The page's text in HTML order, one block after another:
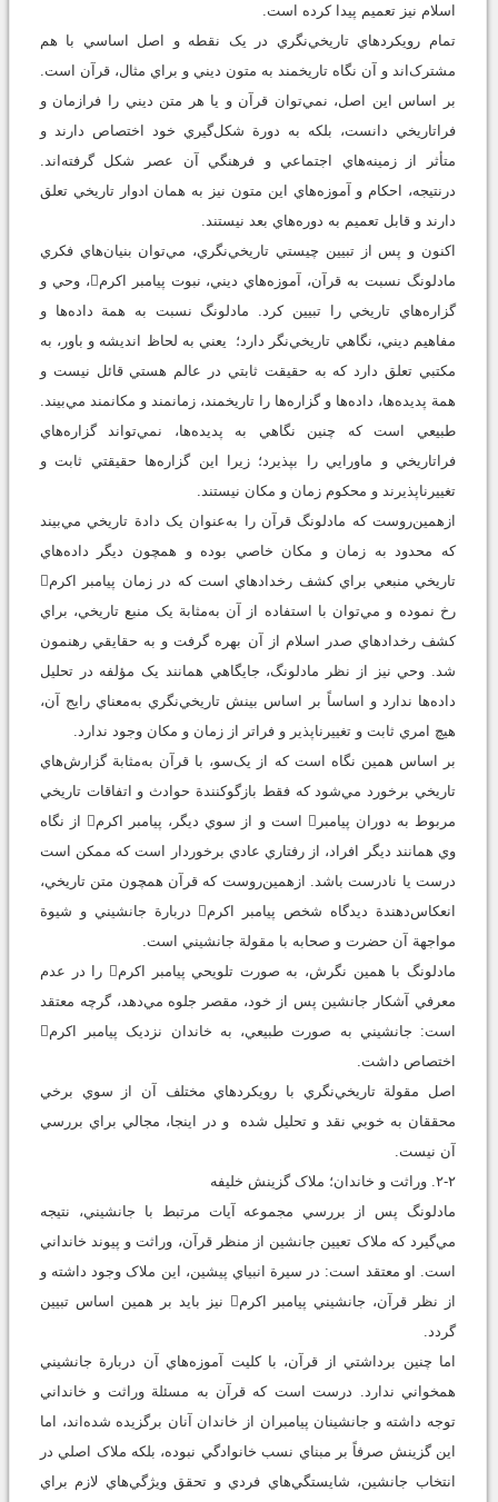
اسلام نيز تعميم پيدا کرده است.
تمام رويکردهاي تاريخي‌نگري در يک نقطه و اصل اساسي با هم
مشترک‌اند و آن نگاه تاريخمند به متون ديني و براي مثال، قرآن است.
بر اساس اين اصل، نمي‌توان قرآن و يا هر متن ديني را فرازمان و
فراتاريخي دانست، بلکه به دورة شکل‌گيري خود اختصاص دارند و
متأثر از زمينه‌هاي اجتماعي و فرهنگي آن عصر شکل گرفته‌‌اند.
درنتيجه، احکام و آموزه‌هاي اين متون نيز به همان ادوار تاريخي تعلق
دارند و قابل تعميم به دوره‌هاي بعد نيستند.
اکنون و پس از تبيين چيستي تاريخي‌نگري، مي‌توان بنيان‌هاي فکري
مادلونگ نسبت به قرآن، آموزه‌هاي ديني، نبوت پيامبر اکرم، وحي و
گزاره‌هاي تاريخي را تبيين کرد. مادلونگ نسبت به همة داده‌ها و
مفاهيم ديني، نگاهي تاريخي‌نگر دارد؛ يعني به لحاظ انديشه و باور، به
مکتبي تعلق دارد که به حقيقت ثابتي در عالم هستي قائل نيست و
همة پديده‌ها، داده‌ها و گزاره‌ها را تاريخمند، زمانمند و مکانمند مي‌بيند.
طبيعي است که چنين نگاهي به پديده‌ها، نمي‌تواند گزاره‌هاي
فراتاريخي و ماورايي را بپذيرد؛ زيرا اين گزاره‌ها حقيقتي ثابت و
تغييرناپذيرند و محکوم زمان و مکان نيستند.
ازهمين‌روست که مادلونگ قرآن را به‌عنوان يک دادة تاريخي مي‌بيند
که محدود به زمان و مکان خاصي بوده و همچون ديگر داده‌هاي
تاريخي منبعي براي کشف رخدادهاي است که در زمان پيامبر اکرم
رخ نموده و مي‌توان با استفاده از آن به‌مثابة يک منبع تاريخي، براي
کشف رخدادهاي صدر اسلام از آن بهره گرفت و به حقايقي رهنمون
شد. وحي نيز از نظر مادلونگ، جايگاهي همانند يک مؤلفه در تحليل
داده‌ها ندارد و اساساً بر اساس بينش تاريخي‌نگري به‌معناي رايج آن،
هيچ امري ثابت و تغييرناپذير و فراتر از زمان و مکان وجود ندارد.
بر اساس همين نگاه است که از يک‌سو، با قرآن به‌مثابة گزارش‌هاي
تاريخي برخورد مي‌شود که فقط بازگوکنندة حوادث و اتفاقات تاريخي
مربوط به دوران پيامبر است و از سوي ديگر، پيامبر اکرم از نگاه
وي همانند ديگر افراد، از رفتاري عادي برخوردار است که ممکن است
درست يا نادرست باشد. ازهمين‌روست که قرآن همچون متن تاريخي،
انعکاس‌دهندة ديدگاه شخص پيامبر اکرم دربارة جانشيني و شيوة
مواجهة آن حضرت و صحابه با مقولة جانشيني است.
مادلونگ با همين نگرش، به صورت تلويحي پيامبر اکرم را در عدم
معرفي آشکار جانشين پس از خود، مقصر جلوه مي‌دهد، گرچه معتقد
است: جانشيني به صورت طبيعي، به خاندان نزديک پيامبر اکرم
اختصاص داشت.
اصل مقولة تاريخي‌نگري با رويکردهاي مختلف آن از سوي برخي
محققان به خوبي نقد و تحليل شده و در اينجا، مجالي براي بررسي
آن نيست.
۲-۲. وراثت و خاندان؛ ملاک گزينش خليفه
مادلونگ پس از بررسي مجموعه آيات مرتبط با جانشيني، نتيجه
مي‌گيرد که ملاک تعيين جانشين از منظر قرآن، وراثت و پيوند خانداني
است. او معتقد است: در سيرة انبياي پيشين، اين ملاک وجود داشته و
از نظر قرآن، جانشيني پيامبر اکرم نيز بايد بر همين اساس تبيين
گردد.
اما چنين برداشتي از قرآن، با کليت آموزه‌هاي آن دربارة جانشيني
همخواني ندارد. درست است که قرآن به مسئلة وراثت و خانداني
توجه داشته و جانشينان پيامبران از خاندان آنان برگزيده شده‌اند، اما
اين گزينش صرفاً بر مبناي نسب خانوادگي نبوده، بلکه ملاک اصلي در
انتخاب جانشين، شايستگي‌هاي فردي و تحقق ويژگي‌هاي لازم براي